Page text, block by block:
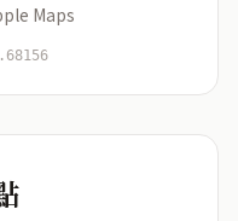
不會儲存於伺服器
Maps